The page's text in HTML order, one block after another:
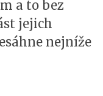
a to bez
jejich
nejníže